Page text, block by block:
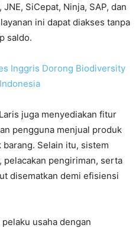
SiCepat, Ninja, SAP, dan
ini dapat diakses tanpa
saldo.
Inggris Dorong Biodiversity
juga menyediakan fitur
pengguna menjual produk
Selain itu, sistem
pelacakan pengiriman, serta
disematkan demi efisiensi
usaha dengan